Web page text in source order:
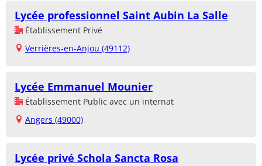
Lycée professionnel Saint Aubin La Salle
Établissement Privé
Verrières-en-Anjou (49112)
Lycée Emmanuel Mounier
Établissement Public avec un internat
Angers (49000)
Lycée privé Schola Sancta Rosa